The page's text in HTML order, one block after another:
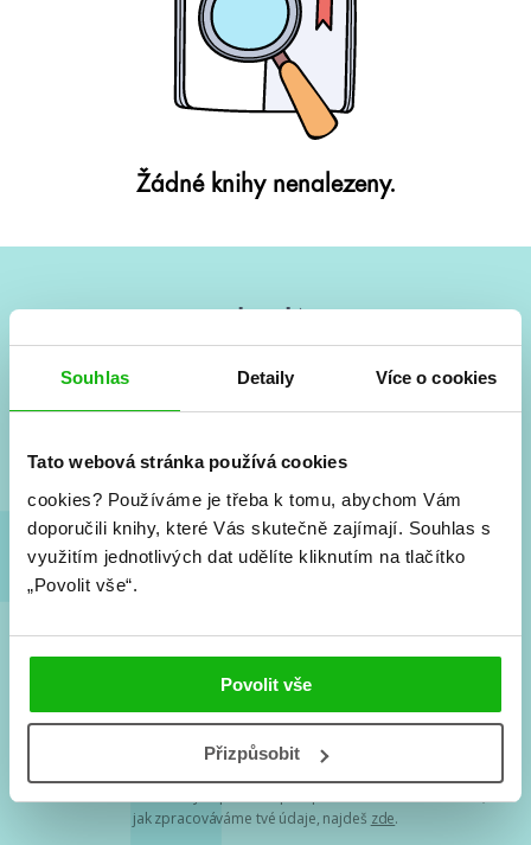
Souhlas Detaily Více o cookies
Tato webová stránka používá cookies
cookies? Používáme je třeba k tomu, abychom Vám
doporučili knihy, které Vás skutečně zajímají. Souhlas s
využitím jednotlivých dat udělíte kliknutím na tlačítko
„Povolit vše“.
Povolit vše
Přizpůsobit
Žádné knihy nenalezeny.
Vše kolem #youngadult každý měsíc rovnou do mailu!
a seriálové adaptace a další.
Souhlasím spodmínkami zpracování osobních údajů
Tvá e-mailová adresa je u nás v bezpečí. Přečti si
jak zpracováváme tvé údaje, najdeš zde.